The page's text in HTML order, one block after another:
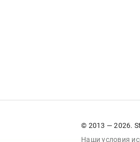
© 2013 — 2026.
Наши условия